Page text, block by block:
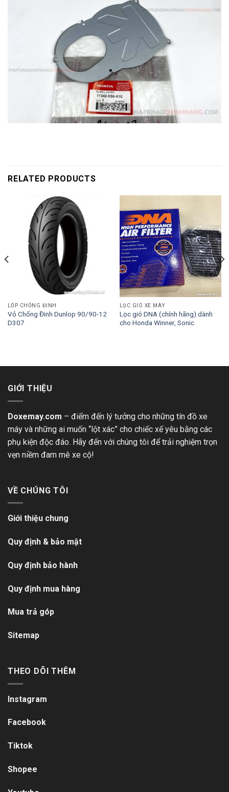
RELATED PRODUCTS
LỐP CHỐNG ĐINH
Vỏ Chống Đinh Dunlop 90/90-12
D307
LỌC GIÓ XE MÁY
Lọc gió DNA (chính hãng) dành
cho Honda Winner, Sonic
GIỚI THIỆU
Doxemay.com – điểm đến lý tưởng cho những tín đồ xe
máy và những ai muốn “lột xác” cho chiếc xế yêu bằng các
phụ kiện độc đáo. Hãy đến với chúng tôi để trải nghiệm trọn
vẹn niềm đam mê xe cộ!
VỀ CHÚNG TÔI
Giới thiệu chung
Quy định & bảo mật
Quy định bảo hành
Quy định mua hàng
Mua trả góp
Sitemap
THEO DÕI THÊM
Instagram
Facebook
Tiktok
Shopee